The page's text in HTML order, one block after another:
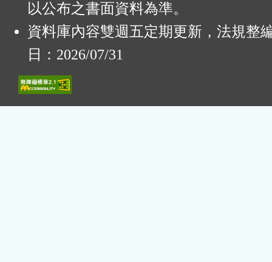
以公布之書面資料為準。
資料庫內容雙週五定期更新，法規整
日：2026/07/31